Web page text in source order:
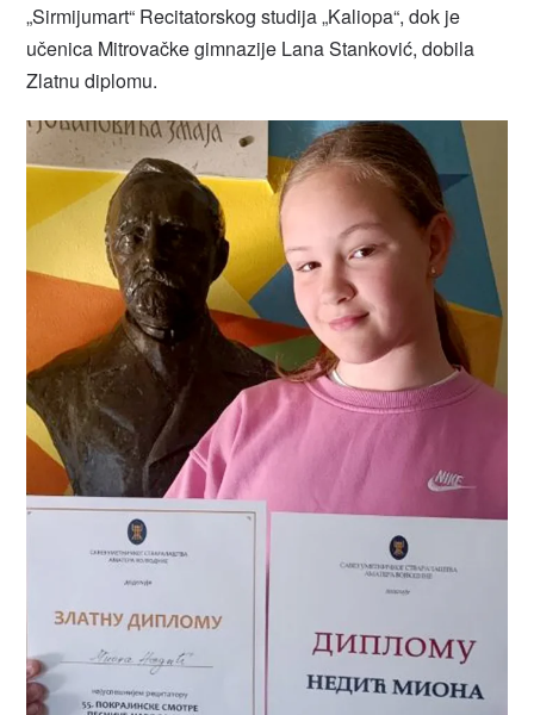
„Sirmijumart“ Recitatorskog studija „Kaliopa“, dok je
učenica Mitrovačke gimnazije Lana Stanković, dobila
Zlatnu diplomu.